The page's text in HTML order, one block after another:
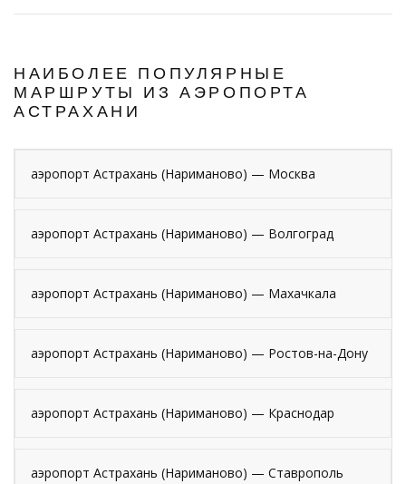
НАИБОЛЕЕ ПОПУЛЯРНЫЕ
МАРШРУТЫ ИЗ АЭРОПОРТА
АСТРАХАНИ
аэропорт Астрахань (Нариманово) — Москва
аэропорт Астрахань (Нариманово) — Волгоград
аэропорт Астрахань (Нариманово) — Махачкала
аэропорт Астрахань (Нариманово) — Ростов-на-Дону
аэропорт Астрахань (Нариманово) — Краснодар
аэропорт Астрахань (Нариманово) — Ставрополь